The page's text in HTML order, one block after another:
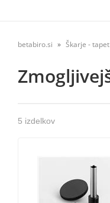
betabiro.si Škarje -
5 izdelkov